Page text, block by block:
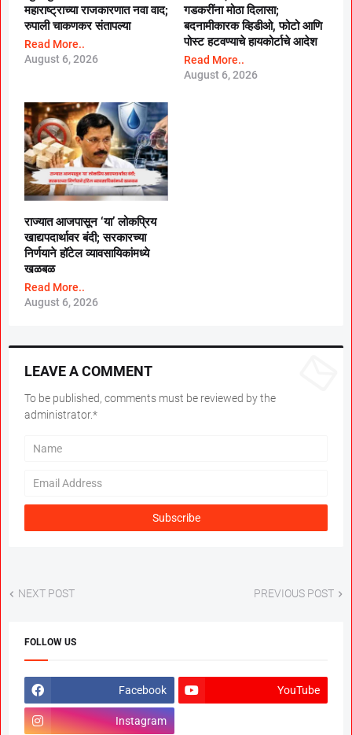
महाराष्ट्राच्या राजकारणात नवा वाद;
रुपाली चाकणकर संतापल्या
Read More..
August 6, 2026
गडकरींना मोठा दिलासा;
बदनामीकारक व्हिडीओ, फोटो आणि
पोस्ट हटवण्याचे हायकोर्टाचे आदेश
Read More..
August 6, 2026
राज्यात आजपासून ‘या’ लोकप्रिय
खाद्यपदार्थावर बंदी; सरकारच्या
निर्णयाने हॉटेल व्यावसायिकांमध्ये
खळबळ
Read More..
August 6, 2026
LEAVE A COMMENT
To be published, comments must be reviewed by the
administrator.*
NEXT POST PREVIOUS POST
FOLLOW US
Facebook YouTube
Instagram